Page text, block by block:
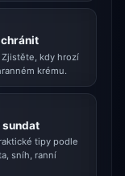
chránit
kdy hrozí
krému.
sundat
tipy podle
sníh, ranní